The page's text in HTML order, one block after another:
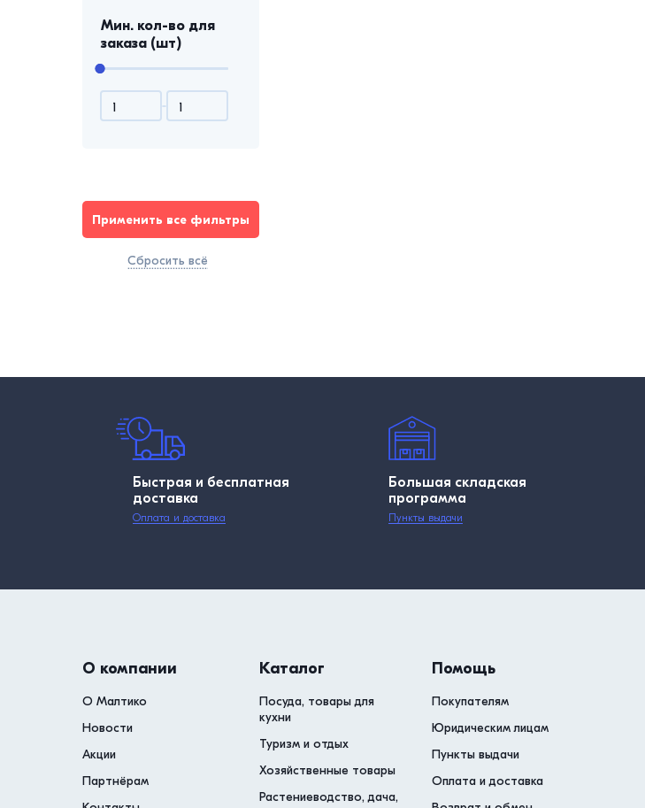
Мин. кол-во для
заказа (шт)
Применить все фильтры
Сбросить всё
Быстрая и бесплатная
доставка
Оплата и доставка
Большая складская
программа
Пункты выдачи
О компании
О Малтико
Новости
Акции
Партнёрам
Каталог
Посуда, товары для
кухни
Туризм и отдых
Хозяйственные товары
Растениеводство, дача,
Помощь
Покупателям
Юридическим лицам
Пункты выдачи
Оплата и доставка